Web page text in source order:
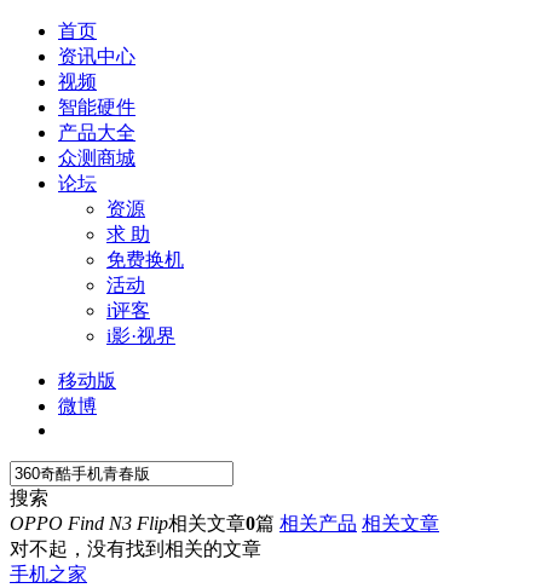
首页
资讯中心
视频
智能硬件
产品大全
众测商城
论坛
资源
求 助
免费换机
活动
i评客
i影·视界
移动版
微博
搜索
OPPO Find N3 Flip相关文章0篇 相关产品 相关文章
对不起，没有找到相关的文章
手机之家